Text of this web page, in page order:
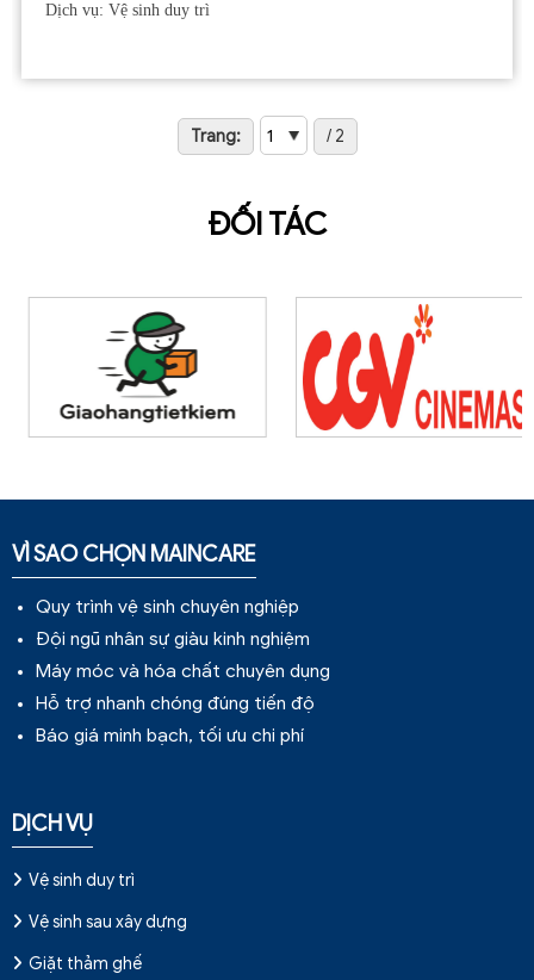
Dịch vụ: Vệ sinh duy trì
Trang: / 2
ĐỐI TÁC
VÌ SAO CHỌN MAINCARE
Quy trình vệ sinh chuyên nghiệp
Đội ngũ nhân sự giàu kinh nghiệm
Máy móc và hóa chất chuyên dụng
Hỗ trợ nhanh chóng đúng tiến độ
Báo giá minh bạch, tối ưu chi phí
DỊCH VỤ
Vệ sinh duy trì
Vệ sinh sau xây dựng
Giặt thảm ghế